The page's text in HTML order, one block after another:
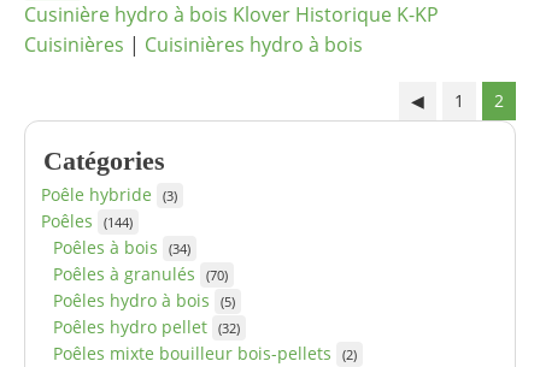
Catégories
Poêle hybride (3)
Poêles (144)
Poêles à bois (34)
Poêles à granulés (70)
Poêles hydro à bois (5)
Poêles hydro pellet (32)
Poêles mixte bouilleur bois-pellets (2)
Cusinière hydro à bois Klover Historique K-KP
Cuisinières | Cuisinières hydro à bois
◀ 1 2